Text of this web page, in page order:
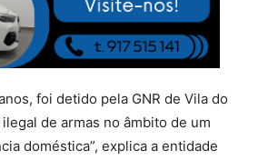
foi detido pela GNR de Vila do
de armas no âmbito de um
doméstica”, explica a entidade